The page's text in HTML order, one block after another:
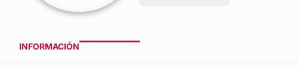
INFORMACIÓN